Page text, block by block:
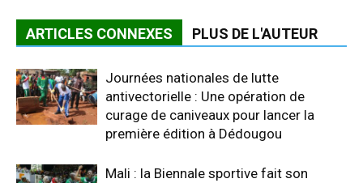
ARTICLES CONNEXES PLUS DE L'AUTEUR
Journées nationales de lutte
antivectorielle : Une opération de
curage de caniveaux pour lancer la
première édition à Dédougou
Mali : la Biennale sportive fait son